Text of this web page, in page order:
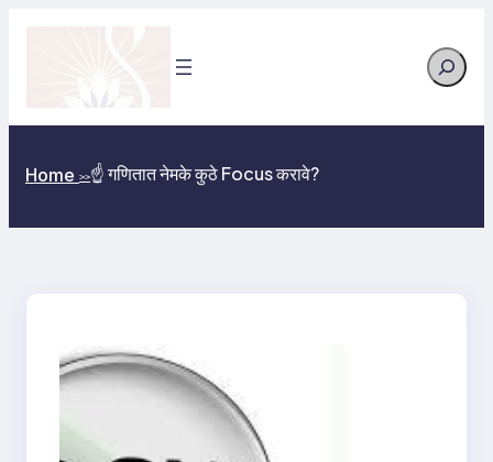
Search
Home >>☝️ गणितात नेमके कुठे Focus करावे?